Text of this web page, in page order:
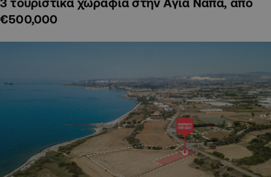
3 τουριστικά χωράφια στην Αγία Νάπα, από
€500,000